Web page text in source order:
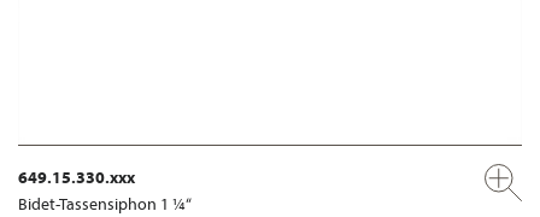
649.15.330.xxx
Bidet-Tassensiphon 1 ¼“